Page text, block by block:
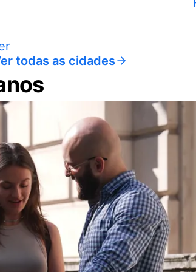
todas as cidades